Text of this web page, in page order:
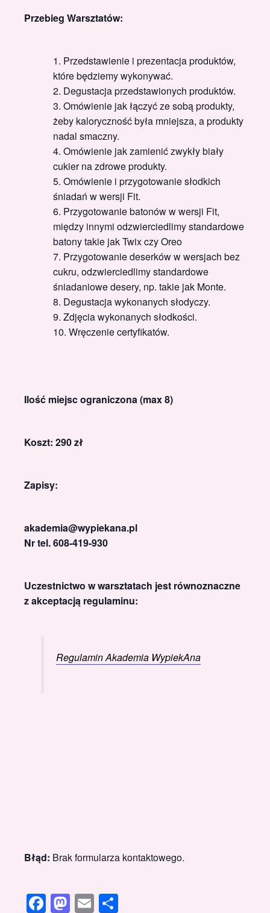
Przebieg Warsztatów:
Przedstawienie i prezentacja produktów,
które będziemy wykonywać.
Degustacja przedstawionych produktów.
Omówienie jak łączyć ze sobą produkty,
żeby kaloryczność była mniejsza, a produkty
nadal smaczny.
Omówienie jak zamienić zwykły biały
cukier na zdrowe produkty.
Omówienie i przygotowanie słodkich
śniadań w wersji Fit.
Przygotowanie batonów w wersji Fit,
między innymi odzwierciedlimy standardowe
batony takie jak Twix czy Oreo
Przygotowanie deserków w wersjach bez
cukru, odzwierciedlimy standardowe
śniadaniowe desery, np. takie jak Monte.
Degustacja wykonanych słodyczy.
Zdjęcia wykonanych słodkości.
Wręczenie certyfikatów.
Ilość miejsc ograniczona (max 8)
Koszt: 290 zł
Zapisy:
akademia@wypiekana.pl
Nr tel. 608-419-930
Uczestnictwo w warsztatach jest równoznaczne
z akceptacją regulaminu:
Regulamin Akademia WypiekAna
Błąd: Brak formularza kontaktowego.
Facebook
Mastodon
Email